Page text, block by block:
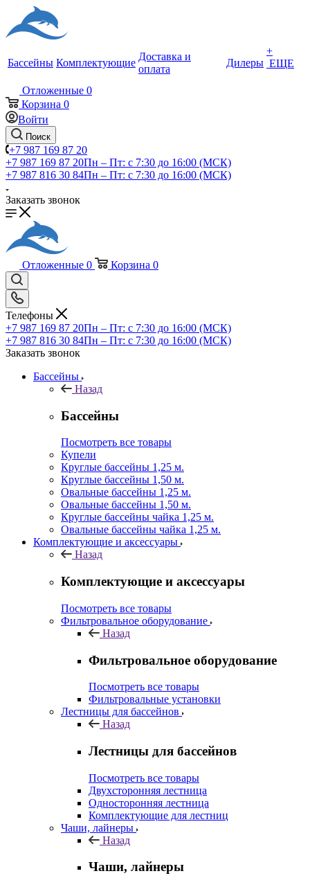
Бассейны Комплектующие
Доставка и
оплата
Дилеры
+
ЕЩЕ
Отложенные 0
Корзина 0
Войти
Поиск
+7 987 169 87 20
+7 987 169 87 20Пн – Пт: с 7:30 до 16:00 (МСК)
+7 987 816 30 84Пн – Пт: с 7:30 до 16:00 (МСК)
Заказать звонок
Отложенные 0 Корзина 0
Телефоны
+7 987 169 87 20Пн – Пт: с 7:30 до 16:00 (МСК)
+7 987 816 30 84Пн – Пт: с 7:30 до 16:00 (МСК)
Заказать звонок
Бассейны
Назад
Бассейны
Посмотреть все товары
Купели
Круглые бассейны 1,25 м.
Круглые бассейны 1,50 м.
Овальные бассейны 1,25 м.
Овальные бассейны 1,50 м.
Круглые бассейны чайка 1,25 м.
Овальные бассейны чайка 1,25 м.
Комплектующие и аксессуары
Назад
Комплектующие и аксессуары
Посмотреть все товары
Фильтровальное оборудование
Назад
Фильтровальное оборудование
Посмотреть все товары
Фильтровальные установки
Лестницы для бассейнов
Назад
Лестницы для бассейнов
Посмотреть все товары
Двухсторонняя лестница
Односторонняя лестница
Комплектующие для лестниц
Чаши, лайнеры
Назад
Чаши, лайнеры